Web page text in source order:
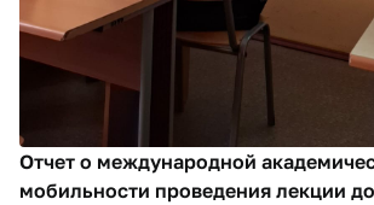
Отчет о международной
мобильности проведения лекции доцента Равино